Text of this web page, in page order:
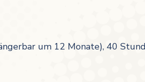
um 12 Monate), 40